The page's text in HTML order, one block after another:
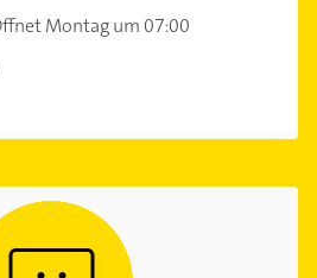
Montag um 07:00